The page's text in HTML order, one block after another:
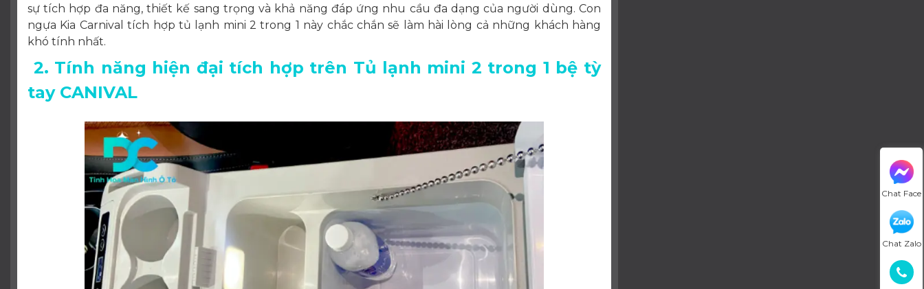
Chat Face
Chat Zalo
sự tích hợp đa năng, thiết kế sang trọng và khả năng đáp ứng nhu cầu đa dạng của người dùng. Con
ngựa Kia Carnival tích hợp tủ lạnh mini 2 trong 1 này chắc chắn sẽ làm hài lòng cả những khách hàng
khó tính nhất.
2. Tính năng hiện đại tích hợp trên Tủ lạnh mini 2 trong 1 bệ tỳ
tay CANIVAL